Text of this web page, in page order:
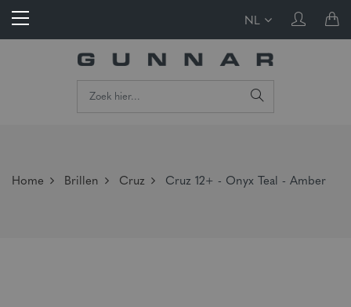
NL
Home Brillen Cruz Cruz 12+ - Onyx Teal - Amber